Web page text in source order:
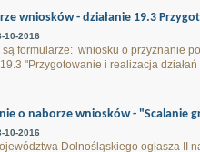
wniosków - działanie 19.3
10-2016
są formularze: wniosku o przyznanie
"Przygotowanie i realizacja
o naborze wniosków -
10-2016
Dolnośląskiego ogłasza II